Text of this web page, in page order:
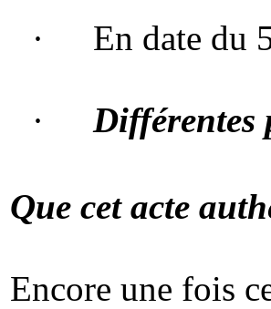
·
En date du
· Différentes
Que cet acte
Encore une fois